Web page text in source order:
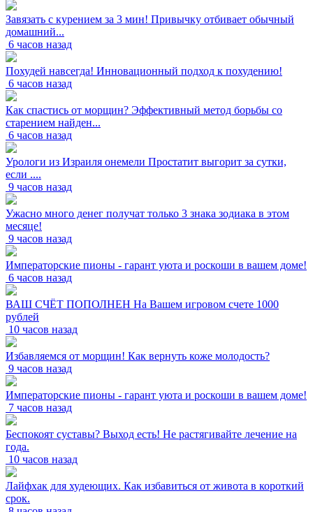
Завязать с курением за 3 мин! Привычку отбивает обычный
домашний...
6 часов назад
Похудей навсегда! Инновационный подход к похудению!
6 часов назад
Как спастись от морщин? Эффективный метод борьбы со
старением найден...
6 часов назад
Урологи из Израиля онемели Простатит выгорит за сутки,
если ....
9 часов назад
Ужасно много денег получат только 3 знака зодиака в этом
месяце!
9 часов назад
Императорские пионы - гарант уюта и роскоши в вашем доме!
6 часов назад
ВАШ СЧЁТ ПОПОЛНЕН На Вашем игровом счете 1000
рублей
10 часов назад
Избавляемся от морщин! Как вернуть коже молодость?
9 часов назад
Императорские пионы - гарант уюта и роскоши в вашем доме!
7 часов назад
Беспокоят суставы? Выход есть! Не растягивайте лечение на
года.
10 часов назад
Лайфхак для худеющих. Как избавиться от живота в короткий
срок.